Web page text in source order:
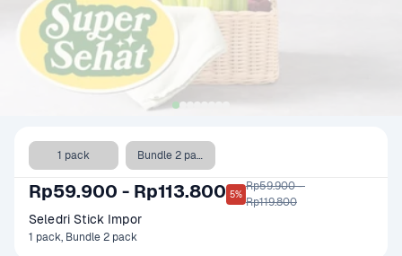
1 pack Bundle 2 pack
Rp59.900 - Rp113.800 5%
Rp59.900 -
Rp119.800
Seledri Stick Impor
1 pack, Bundle 2 pack